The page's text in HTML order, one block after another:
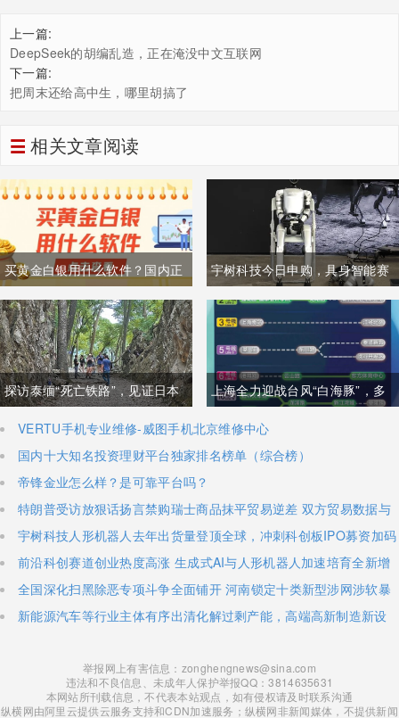
上一篇:
DeepSeek的胡编乱造，正在淹没中文互联网
下一篇:
把周末还给高中生，哪里胡搞了
相关文章阅读
买黄金白银用什么软件？国内正
规的黄金白银投资理财软件有哪
些
宇树科技今日申购，具身智能赛
道将迎“估值锚”
探访泰缅“死亡铁路”，见证日本
军国主义侵略罪行
上海全力迎战台风“白海豚”，多
个部门发布出行提示
VERTU手机专业维修-威图手机北京维修中心
国内十大知名投资理财平台独家排名榜单（综合榜）
帝锋金业怎么样？是可靠平台吗？
特朗普受访放狠话扬言禁购瑞士商品抹平贸易逆差 双方贸易数据与
经贸纽带实际情况反差明显
宇树科技人形机器人去年出货量登顶全球，冲刺科创板IPO募资加码
核心技术研发
前沿科创赛道创业热度高涨 生成式AI与人形机器人加速培育全新增
长极
全国深化扫黑除恶专项斗争全面铺开 河南锁定十类新型涉网涉软暴
力黑恶犯罪精准严打
新能源汽车等行业主体有序出清化解过剩产能，高端高新制造新设
举报网上有害信息：zonghengnews@sina.com
违法和不良信息、未成年人保护举报QQ：3814635631
本网站所刊载信息，不代表本站观点，如有侵权请及时联系沟通
纵横网由阿里云提供云服务支持和CDN加速服务；纵横网非新闻媒体，不提供新闻